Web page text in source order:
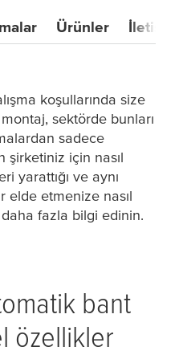
Ürünler
koşullarında size
sektörde bunları
sadece
şirketiniz için nasıl
yarattığı ve aynı
elde etmenize nasıl
daha fazla bilgi edinin.
bant
özellikler